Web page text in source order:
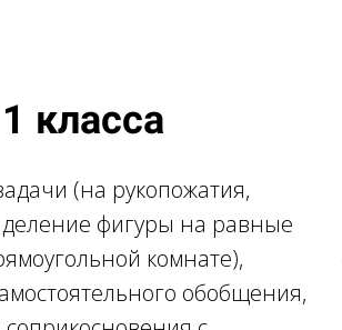
класса
(на рукопожатия,
деление фигуры на равные
комнате),
обобщения,